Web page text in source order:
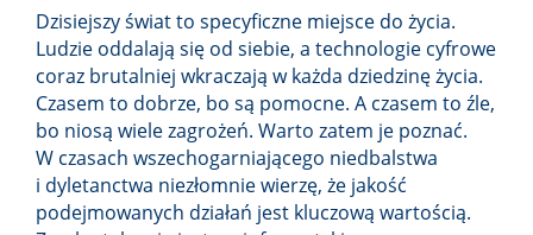
Dzisiejszy świat to specyficzne miejsce do życia.
Ludzie oddalają się od siebie, a technologie cyfrowe
coraz brutalniej wkraczają w każda dziedzinę życia.
Czasem to dobrze, bo są pomocne. A czasem to źle,
bo niosą wiele zagrożeń. Warto zatem je poznać.
W czasach wszechogarniającego niedbalstwa
i dyletanctwa niezłomnie wierzę, że jakość
podejmowanych działań jest kluczową wartością.